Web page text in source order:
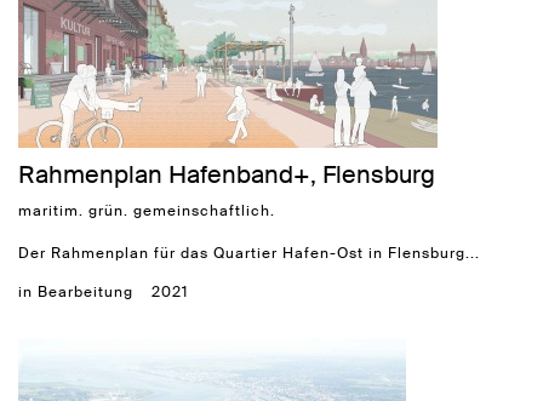
Rahmenplan Hafenband+, Flensburg
maritim. grün. gemeinschaftlich.
Der Rahmenplan für das Quartier Hafen-Ost in Flensburg...
in Bearbeitung 2021